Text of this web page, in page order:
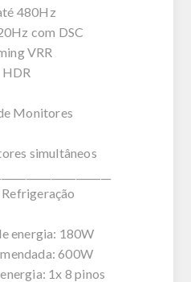
480Hz
com DSC
VRR
HDR
Monitores
simultâneos
Refrigeração
energia: 180W
600W
1x 8 pinos